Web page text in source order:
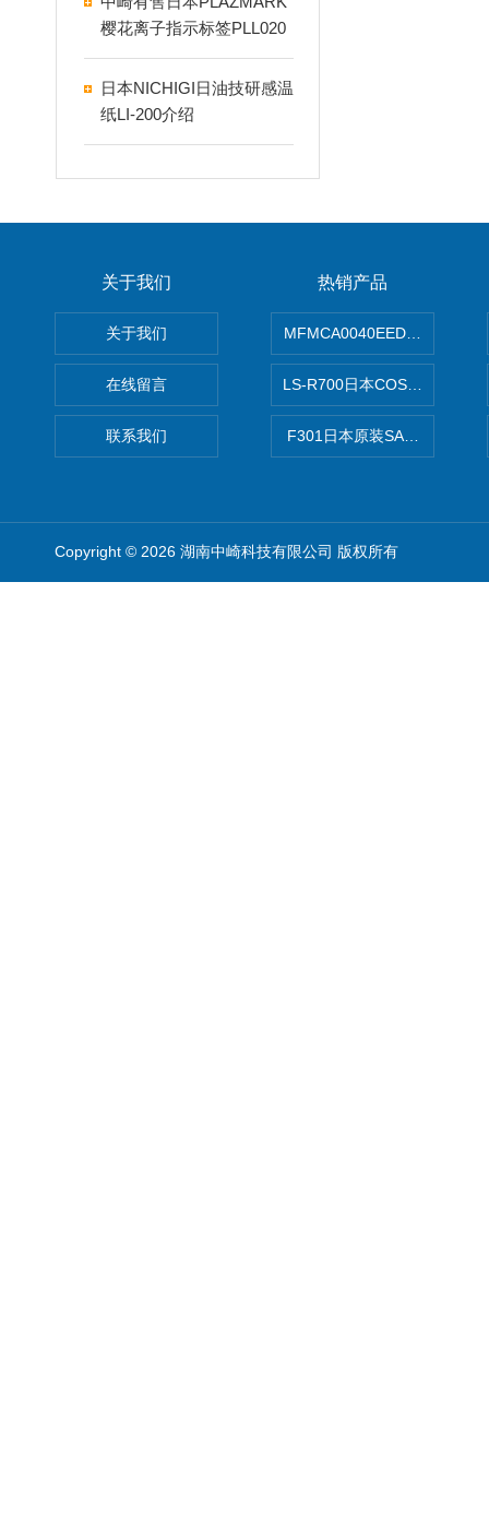
樱花离子指示标签PLL020
7-20
日本NICHIGI日油技研感温
纸LI-200介绍
关于我们
关于我们
在线留言
联系我们
热销产品
MFMCA0040EED-H日本
LS-R700日本COSMO科斯莫
F301日本原装SANAI三爱旋
Copyright © 2026 湖南中崎科技有限公司 版权所有